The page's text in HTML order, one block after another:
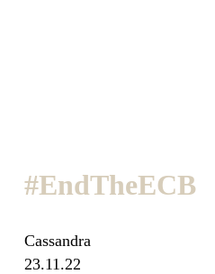
#EndTheECB
Cassandra
23.11.22